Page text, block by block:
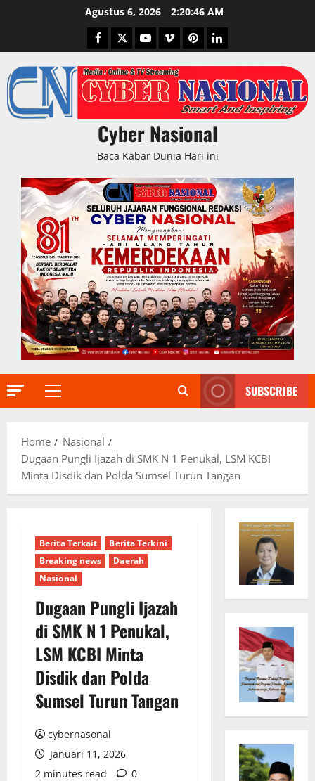
Agustus 6, 2026 2:20:47 AM
Facebook
TwitterYoutubeVimeoPinterestLinkedIn
Cyber Nasional
Baca Kabar Dunia Hari ini
Primary
SUBSCRIBE
Home
Nasional
Dugaan Pungli Ijazah di SMK N 1 Penukal, LSM KCBI
Minta Disdik dan Polda Sumsel Turun Tangan
Berita Terkait
Berita Terkini
Breaking news
Daerah
Nasional
Dugaan Pungli Ijazah
di SMK N 1 Penukal,
LSM KCBI Minta
Disdik dan Polda
Sumsel Turun Tangan
cybernasonal
Januari 11, 2026
2 minutes read
0